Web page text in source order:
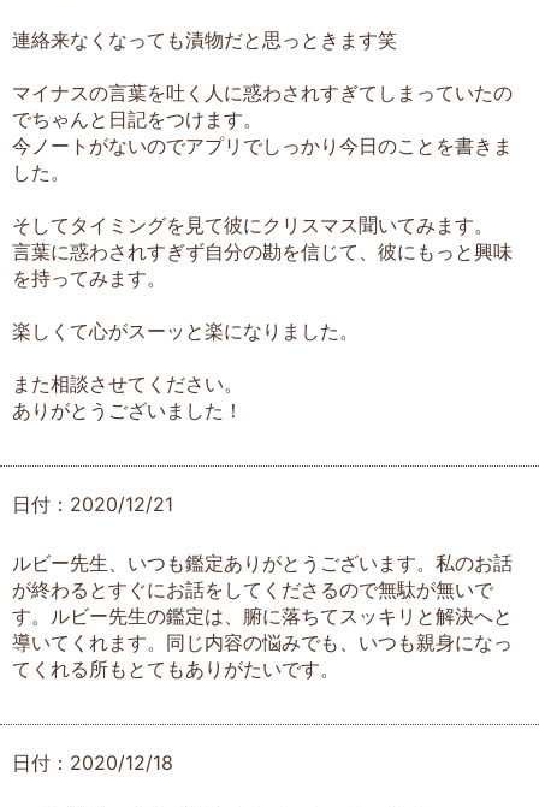
連絡来なくなっても漬物だと思っときます笑
マイナスの言葉を吐く人に惑わされすぎてしまっていたの
でちゃんと日記をつけます。
今ノートがないのでアプリでしっかり今日のことを書きま
した。
そしてタイミングを見て彼にクリスマス聞いてみます。
言葉に惑わされすぎず自分の勘を信じて、彼にもっと興味
を持ってみます。
楽しくて心がスーッと楽になりました。
また相談させてください。
ありがとうございました！
日付：2020/12/21
ルビー先生、いつも鑑定ありがとうございます。私のお話
が終わるとすぐにお話をしてくださるので無駄が無いで
す。ルビー先生の鑑定は、腑に落ちてスッキリと解決へと
導いてくれます。同じ内容の悩みでも、いつも親身になっ
てくれる所もとてもありがたいです。
日付：2020/12/18